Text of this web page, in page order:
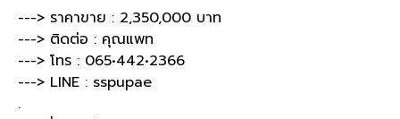
---> ราคาขาย : 2,350,000 บาท
---> ติดต่อ : คุณแพท
---> โทร : 065•442•2366
---> LINE : sspupae
.